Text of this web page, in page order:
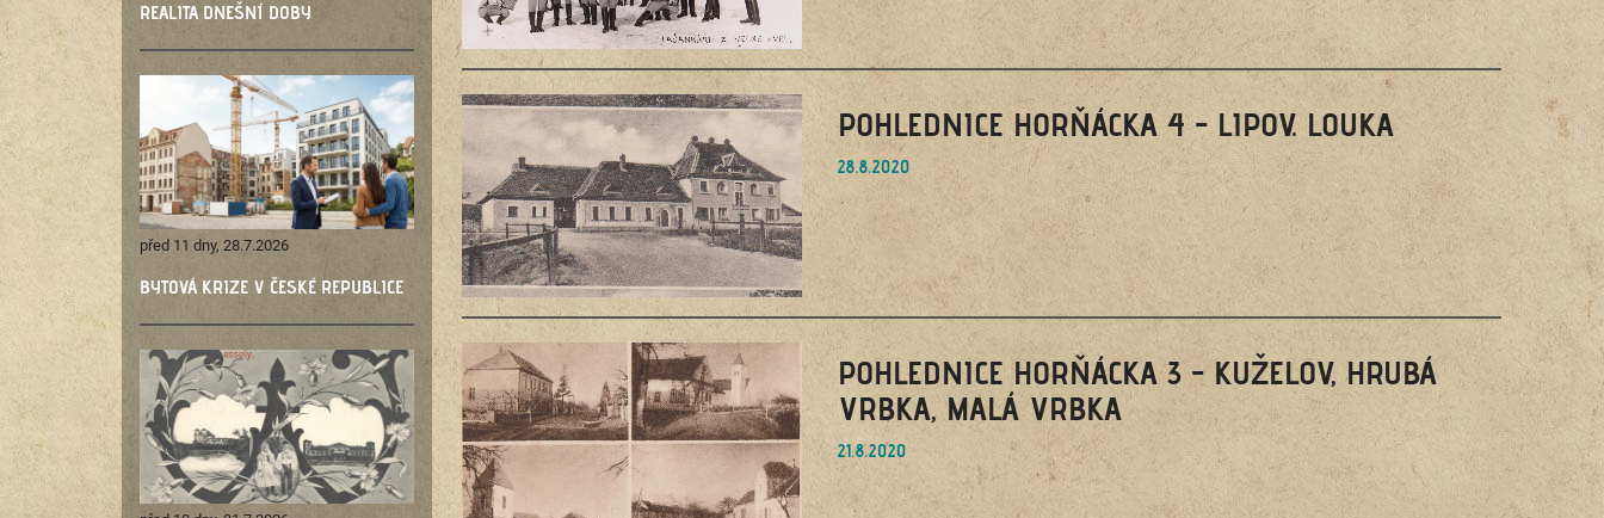
REALITA DNEŠNÍ DOBY
před 11 dny, 28.7.2026
BYTOVÁ KRIZE V ČESKÉ REPUBLICE
POHLEDNICE HORŇÁCKA 4 - LIPOV. LOUKA
28.8.2020
POHLEDNICE HORŇÁCKA 3 - KUŽELOV, HRUBÁ
VRBKA, MALÁ VRBKA
21.8.2020